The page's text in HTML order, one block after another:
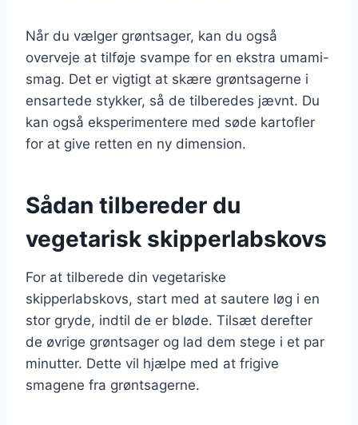
Når du vælger grøntsager, kan du også
overveje at tilføje svampe for en ekstra umami-
smag. Det er vigtigt at skære grøntsagerne i
ensartede stykker, så de tilberedes jævnt. Du
kan også eksperimentere med søde kartofler
for at give retten en ny dimension.
Sådan tilbereder du
vegetarisk skipperlabskovs
For at tilberede din vegetariske
skipperlabskovs, start med at sautere løg i en
stor gryde, indtil de er bløde. Tilsæt derefter
de øvrige grøntsager og lad dem stege i et par
minutter. Dette vil hjælpe med at frigive
smagene fra grøntsagerne.